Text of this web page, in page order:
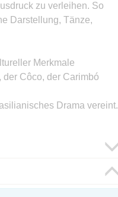
zu verleihen. So
Darstellung, Tänze,
Merkmale
Côco, der Carimbó
Drama vereint.